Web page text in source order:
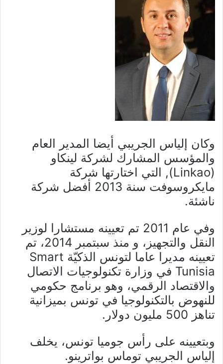
وكان إلياس الجريبي أيضا المدير العام
والمؤسس المشارك لشركة لينكاو
(Linkao), التي اختارتها شركة
مايكروسوفت سنة 2013 أفضل شركة
ناشئة.
وفي عام 2011 تم تعيينه مستشارا لوزير
النقل والتجهيز، و منذ سبتمبر 2014، تم
تعيينه مديرا عاما لتونس الذكيّة Smart
Tunisia في وزارة تكنولوجيات الاتصال
والاقتصاد الرقمي، وهو برنامج حكومي
للنهوض بالتكنولوجيا في تونس بميزانية
تناهز 500 مليون دولار.
وبتعيينه على رأس جوميا تونس، يخلف
إلياس الجريبي توماس بواترينو.